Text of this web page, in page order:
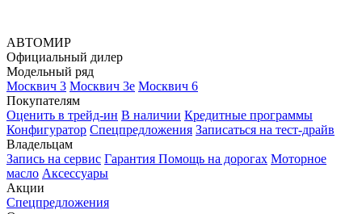
АВТОМИР
Официальный дилер
Модельный ряд
Москвич 3 Москвич 3е Москвич 6
Покупателям
Оценить в трейд-ин В наличии Кредитные программы
Конфигуратор Спецпредложения Записаться на тест-драйв
Владельцам
Запись на сервис Гарантия Помощь на дорогах Моторное
масло Аксессуары
Акции
Спецпредложения